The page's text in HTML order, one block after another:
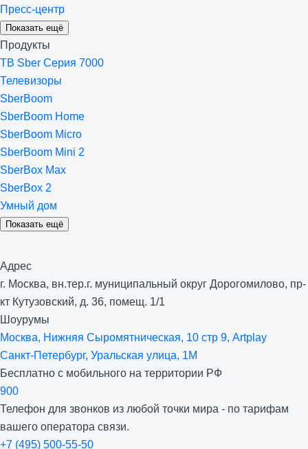
Пресс-центр
Показать ещё
Продукты
ТВ Sber Серия 7000
Телевизоры
SberBoom
SberBoom Home
SberBoom Micro
SberBoom Mini 2
SberBox Max
SberBox 2
Умный дом
Показать ещё
Адрес
г. Москва, вн.тер.г. муниципальный округ Дорогомилово, пр-
кт Кутузовский, д. 36, помещ. 1/1
Шоурумы
Москва, Нижняя Сыро­мятническая, 10 стр 9, Artplay
Санкт-Петербург, Уральская улица, 1М
Бесплатно с мобильного на территории РФ
900
Телефон для звонков из любой точки мира - по тарифам
вашего оператора связи.
+7 (495) 500-55-50